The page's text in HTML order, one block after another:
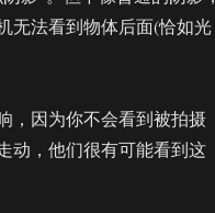
无法看到物体后面(恰如光
，因为你不会看到被拍摄
动，他们很有可能看到这